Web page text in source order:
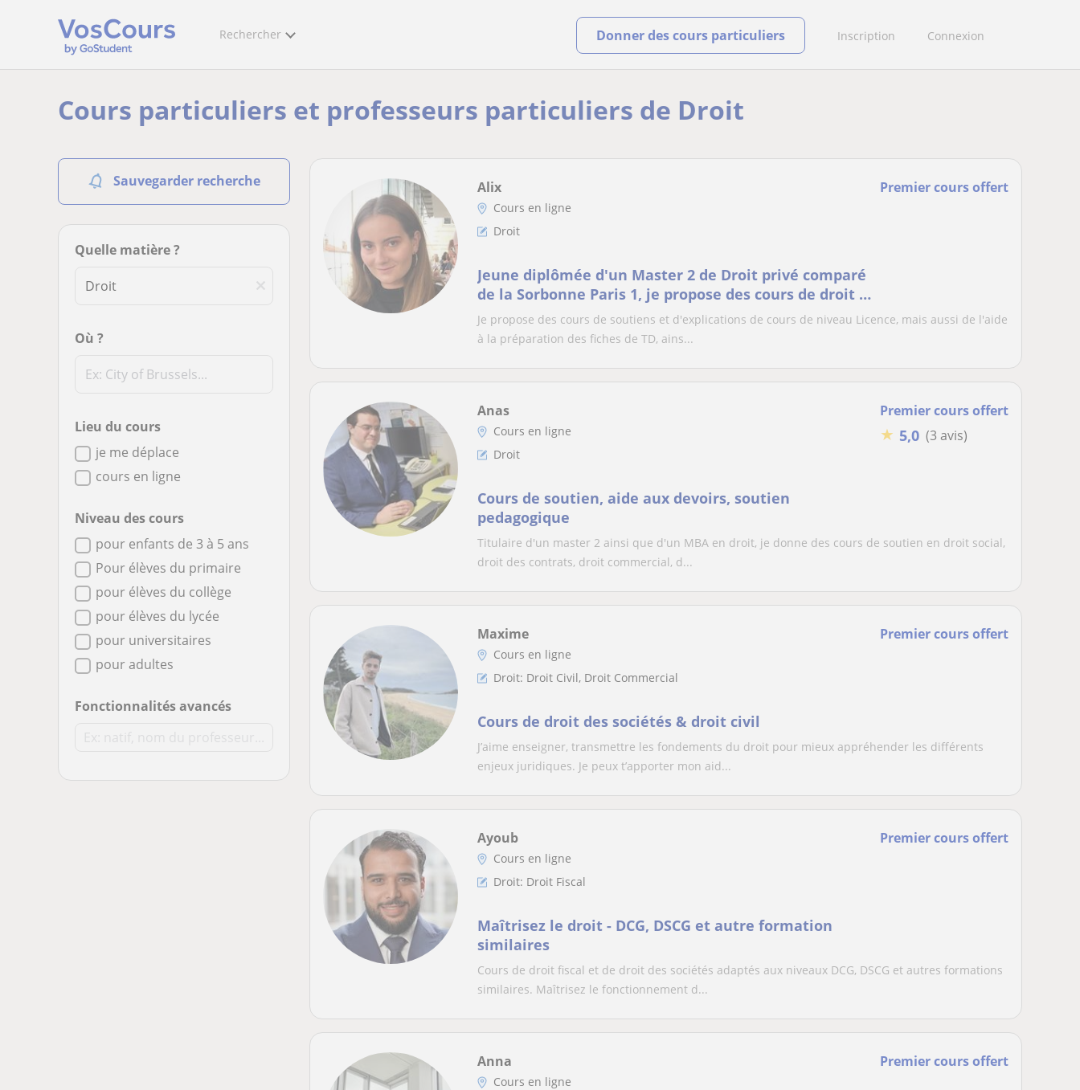
Rechercher Inscription Connexion
Donner des cours particuliers
Cours particuliers et professeurs particuliers de Droit
Sauvegarder recherche
Quelle matière ?
Où ?
Lieu du cours
je me déplace
cours en ligne
Niveau des cours
pour enfants de 3 à 5 ans
Pour élèves du primaire
pour élèves du collège
pour élèves du lycée
pour universitaires
pour adultes
Fonctionnalités avancés
Premier cours offert
Alix
Cours en ligne
Droit
Jeune diplômée d'un Master 2 de Droit privé comparé
de la Sorbonne Paris 1, je propose des cours de droit de
niveau Licence à distance.
Je propose des cours de soutiens et d'explications de cours de niveau Licence, mais aussi de l'aide
à la préparation des fiches de TD, ains...
Premier cours offert
★ 5,0 (3 avis)
Anas
Cours en ligne
Droit
Cours de soutien, aide aux devoirs, soutien
pedagogique
Titulaire d'un master 2 ainsi que d'un MBA en droit, je donne des cours de soutien en droit social,
droit des contrats, droit commercial, d...
Premier cours offert
Maxime
Cours en ligne
Droit: Droit Civil, Droit Commercial
Cours de droit des sociétés & droit civil
J’aime enseigner, transmettre les fondements du droit pour mieux appréhender les différents
enjeux juridiques. Je peux t’apporter mon aid...
Premier cours offert
Ayoub
Cours en ligne
Droit: Droit Fiscal
Maîtrisez le droit - DCG, DSCG et autre formation
similaires
Cours de droit fiscal et de droit des sociétés adaptés aux niveaux DCG, DSCG et autres formations
similaires. Maîtrisez le fonctionnement d...
Premier cours offert
Anna
Cours en ligne